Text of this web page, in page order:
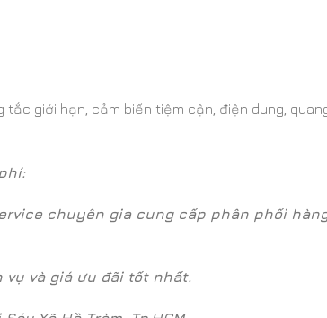
giới hạn, cảm biến tiệm cận, điện dung,
chuyên gia cung cấp phân phối
vụ và giá ưu đãi tốt nhất.